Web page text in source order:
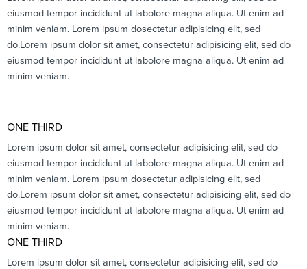
eiusmod tempor incididunt ut labolore magna aliqua. Ut enim ad
minim veniam. Lorem ipsum dosectetur adipisicing elit, sed
do.Lorem ipsum dolor sit amet, consectetur adipisicing elit, sed do
eiusmod tempor incididunt ut labolore magna aliqua. Ut enim ad
minim veniam.
ONE THIRD
Lorem ipsum dolor sit amet, consectetur adipisicing elit, sed do
eiusmod tempor incididunt ut labolore magna aliqua. Ut enim ad
minim veniam. Lorem ipsum dosectetur adipisicing elit, sed
do.Lorem ipsum dolor sit amet, consectetur adipisicing elit, sed do
eiusmod tempor incididunt ut labolore magna aliqua. Ut enim ad
minim veniam.
ONE THIRD
Lorem ipsum dolor sit amet, consectetur adipisicing elit, sed do